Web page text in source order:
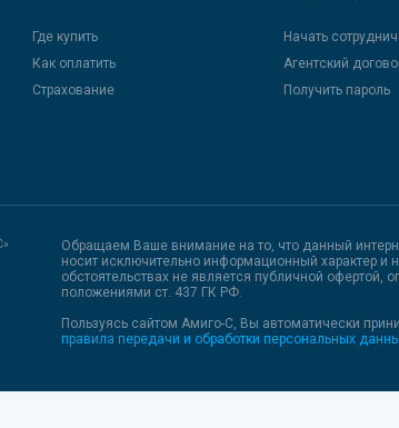
Где купить
Как оплатить
Страхование
Начать
Агентский
Получить пароль
Обращаем Ваше внимание на то, что данный
носит исключительно информационный характер и
обстоятельствах не является публичной офертой,
положениями ст. 437 ГК РФ.
Пользуясь сайтом Амиго-С, Вы автоматически
правила передачи и обработки персональных